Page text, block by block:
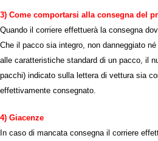
3) Come comportarsi alla consegna del
Quando il corriere effettuerà la consegna
Che il pacco sia integro, non danneggiato
alle caratteristiche standard di un pacco, il
pacchi) indicato sulla lettera di vettura sia
effettivamente consegnato.
4) Giacenze
In caso di mancata consegna il corriere